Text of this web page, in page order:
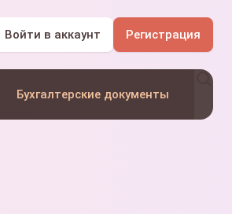
Войти в аккаунт Регистрация
Бухгалтерские документы